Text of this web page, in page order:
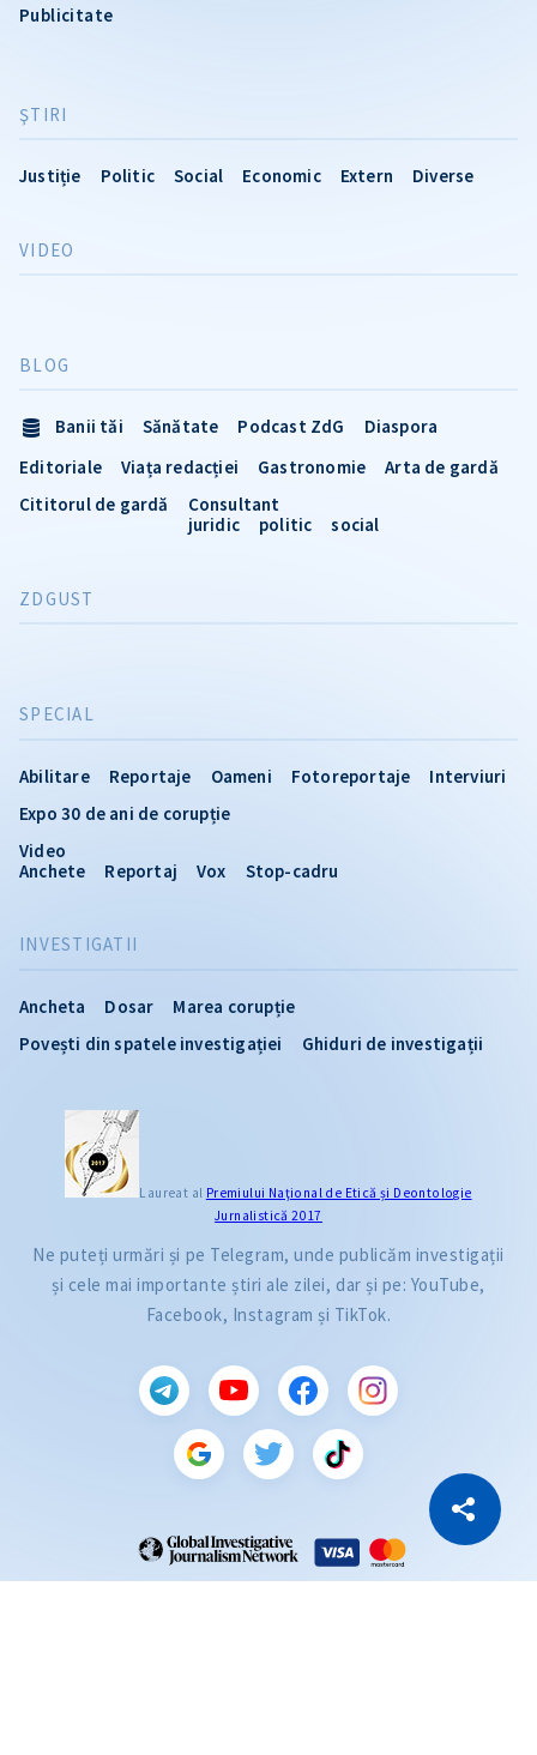
Copiază Link
Publicitate
ŞTIRI
Justiție Politic Social Economic Extern Diverse
INVESTIGATII
Ancheta Dosar
Marea corupție
Povești din spatele investigației
Ghiduri de investigații
VIDEO
SPECIAL
Abilitare Reportaje Oameni Fotoreportaje
Interviuri
Expo 30 de ani de corupție
Video
Anchete
Reportaj Vox Stop-cadru
BLOG
Banii tăi Sănătate Podcast ZdG
Diaspora
Editoriale
Viața redacției Gastronomie
Arta de gardă
Cititorul de gardă
Consultant
juridic
politic social
ZDGUST
Laureat al Premiului Naţional de Etică și Deontologie
Jurnalistică 2017
Ne puteți urmări și pe Telegram, unde publicăm investigații
și cele mai importante știri ale zilei, dar și pe: YouTube,
Facebook, Instagram și TikTok.